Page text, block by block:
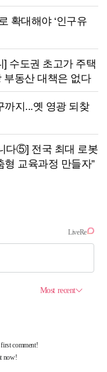
확대해야 ‘인구유
수도권 초고가 주택
동산 대책은 없다
까지...옛 영광 되찾
다⑤] 전국 최대 로봇
교육과정 만들자”